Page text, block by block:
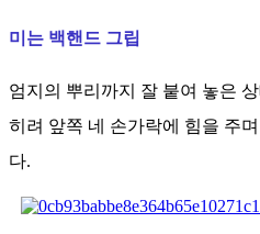
미는 백핸드 그립
엄지의 뿌리까지 잘 붙여 놓은
히려 앞쪽 네 손가락에 힘을 주
다.